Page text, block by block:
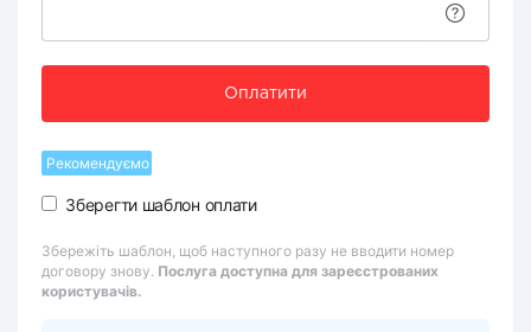
Оплатити
Рекомендуємо
Зберегти шаблон оплати
Збережіть шаблон, щоб наступного разу не вводити номер
договору знову. Послуга доступна для зареєстрованих
користувачів.